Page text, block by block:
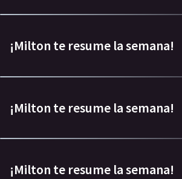
¡Milton te resume la semana!
¡Milton te resume la semana!
¡Milton te resume la semana!